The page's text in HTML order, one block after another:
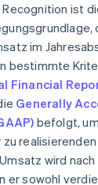
Recognition ist
im
bestimmte
Financial
Generally
befolgt,
zu
wird
er sowohl